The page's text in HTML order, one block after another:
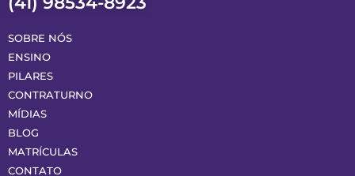
SOBRE NÓS
ENSINO
PILARES
CONTRATURNO
MÍDIAS
BLOG
MATRÍCULAS
CONTATO